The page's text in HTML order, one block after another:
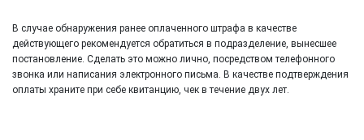
В случае обнаружения ранее оплаченного штрафа в качестве
действующего рекомендуется обратиться в подразделение, вынесшее
постановление. Сделать это можно лично, посредством телефонного
звонка или написания электронного письма. В качестве подтверждения
оплаты храните при себе квитанцию, чек в течение двух лет.